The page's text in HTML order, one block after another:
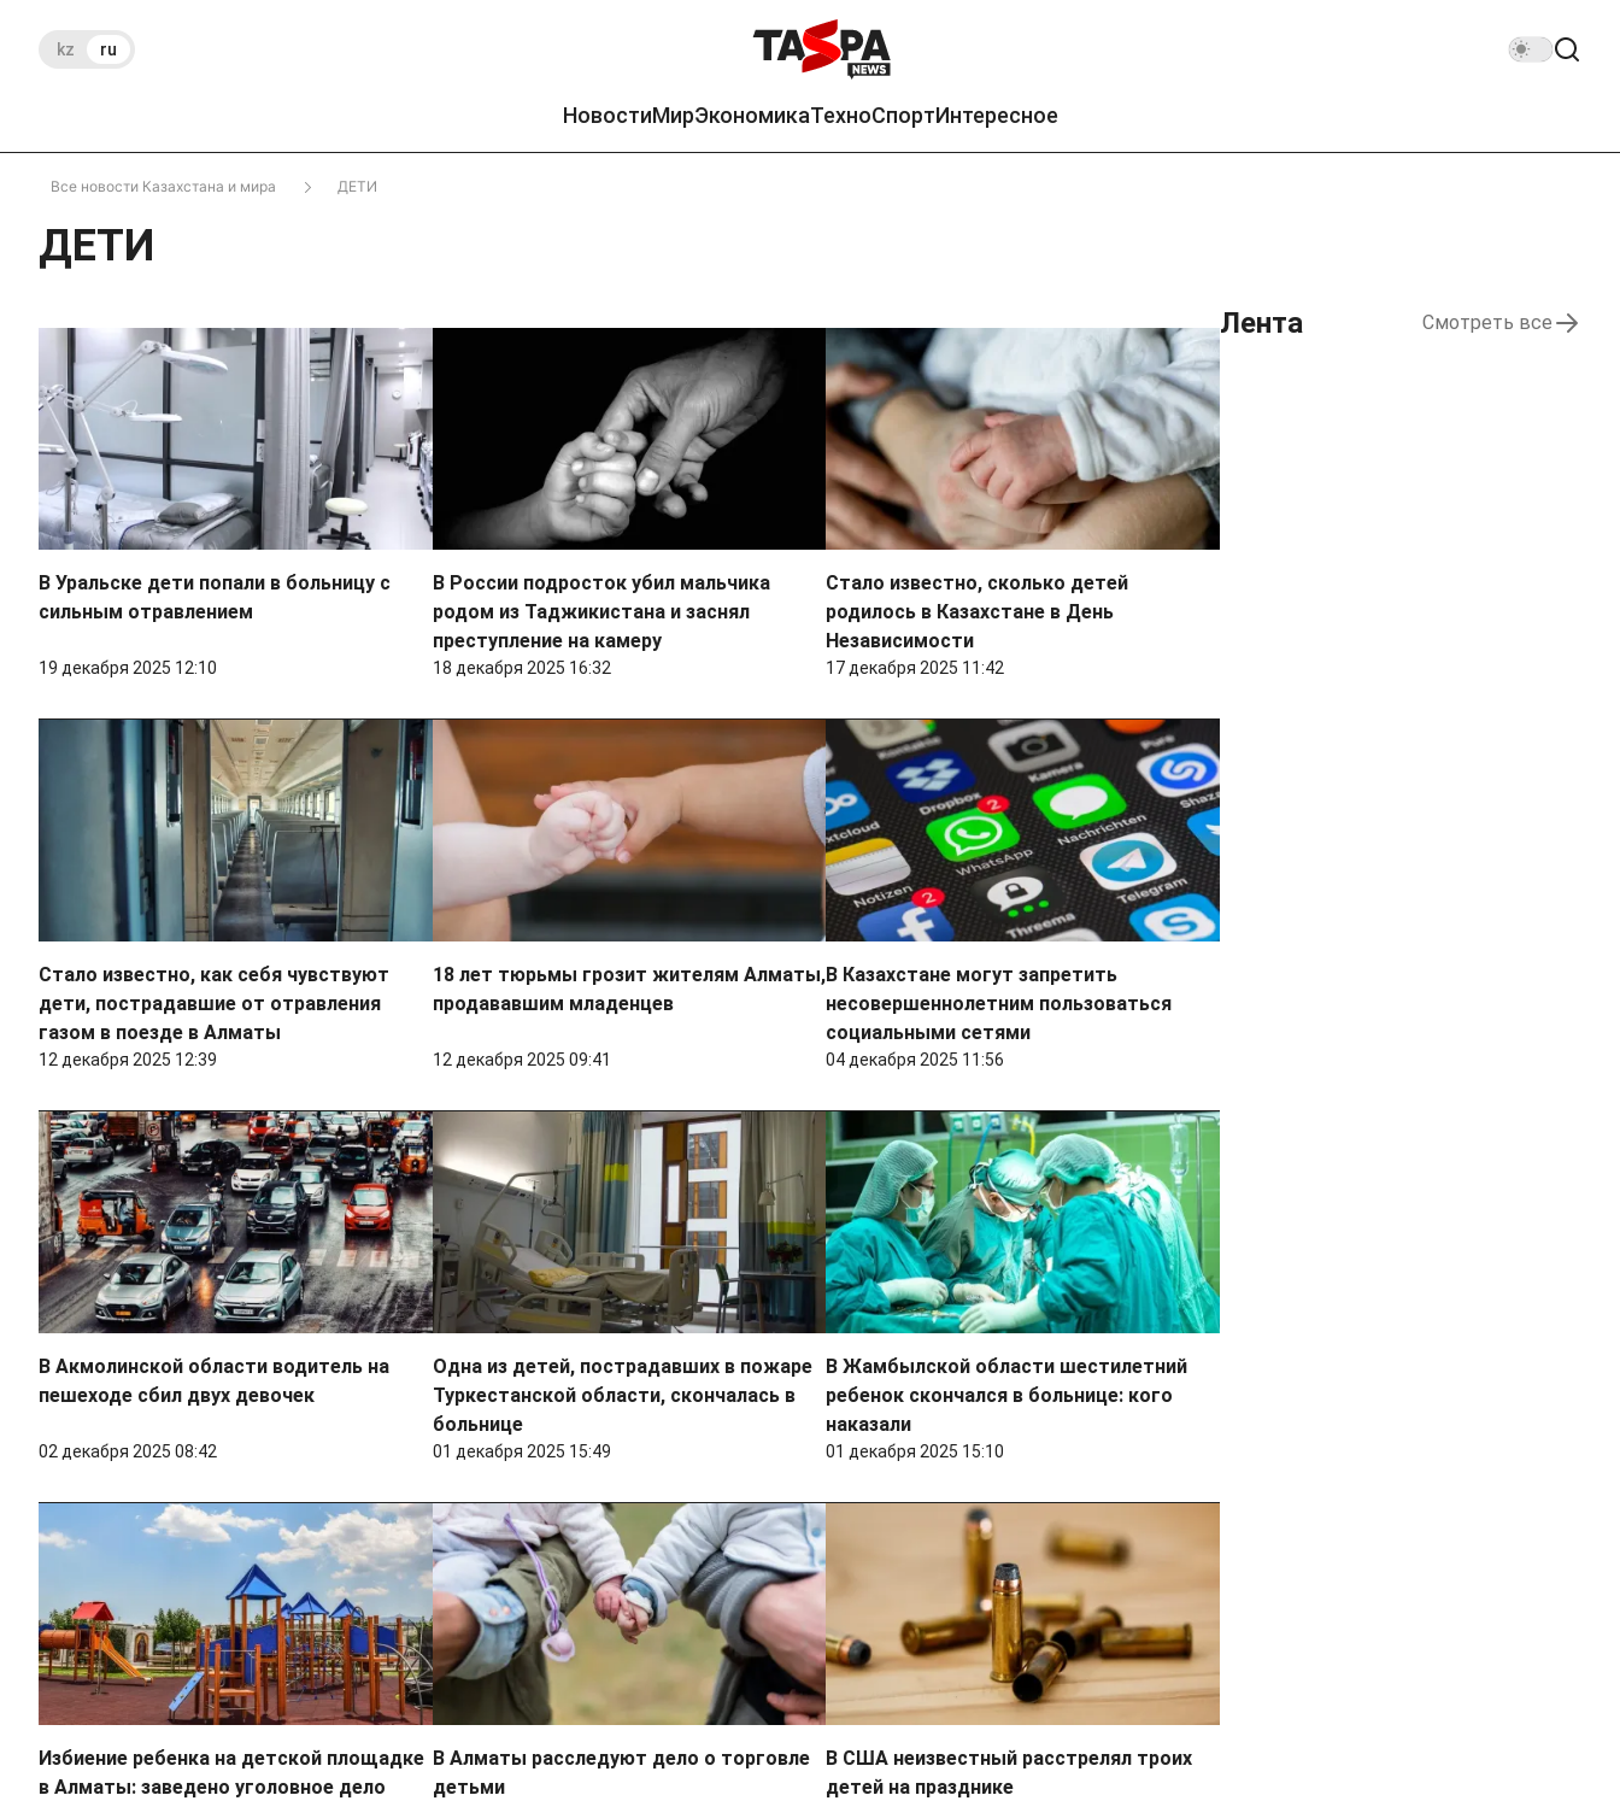
kz ru
НовостиМирЭкономикаТехноСпортИнтересное
Все новости Казахстана и мира ДЕТИ
ДЕТИ
В Уральске дети попали в больницу с
сильным отравлением
19 декабря 2025 12:10
В России подросток убил мальчика
родом из Таджикистана и заснял
преступление на камеру
18 декабря 2025 16:32
Стало известно, сколько детей
родилось в Казахстане в День
Независимости
17 декабря 2025 11:42
Стало известно, как себя чувствуют
дети, пострадавшие от отравления
газом в поезде в Алматы
12 декабря 2025 12:39
18 лет тюрьмы грозит жителям Алматы,
продававшим младенцев
12 декабря 2025 09:41
В Казахстане могут запретить
несовершеннолетним пользоваться
социальными сетями
04 декабря 2025 11:56
В Акмолинской области водитель на
пешеходе сбил двух девочек
02 декабря 2025 08:42
Одна из детей, пострадавших в пожаре
Туркестанской области, скончалась в
больнице
01 декабря 2025 15:49
В Жамбылской области шестилетний
ребенок скончался в больнице: кого
наказали
01 декабря 2025 15:10
Избиение ребенка на детской площадке
в Алматы: заведено уголовное дело
В Алматы расследуют дело о торговле
детьми
В США неизвестный расстрелял троих
детей на празднике
Лента Смотреть все